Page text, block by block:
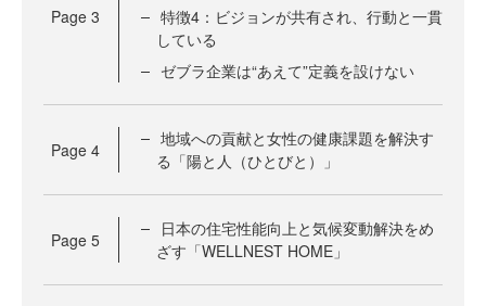
Page 3
特徴4：ビジョンが共有され、行動と一貫
している
ゼブラ企業は“あえて”定義を設けない
Page 4
地域への貢献と女性の健康課題を解決す
る「陽と人（ひとびと）」
Page 5
日本の住宅性能向上と気候変動解決をめ
ざす「WELLNEST HOME」